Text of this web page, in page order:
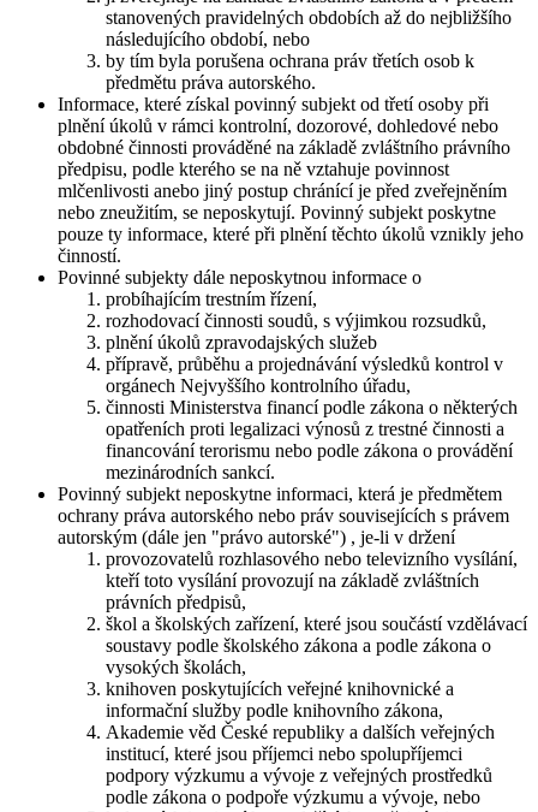
stanovených pravidelných obdobích až do nejbližšího
následujícího období, nebo
by tím byla porušena ochrana práv třetích osob k
předmětu práva autorského.
Informace, které získal povinný subjekt od třetí osoby při
plnění úkolů v rámci kontrolní, dozorové, dohledové nebo
obdobné činnosti prováděné na základě zvláštního právního
předpisu, podle kterého se na ně vztahuje povinnost
mlčenlivosti anebo jiný postup chránící je před zveřejněním
nebo zneužitím, se neposkytují. Povinný subjekt poskytne
pouze ty informace, které při plnění těchto úkolů vznikly jeho
činností.
Povinné subjekty dále neposkytnou informace o
probíhajícím trestním řízení,
rozhodovací činnosti soudů, s výjimkou rozsudků,
plnění úkolů zpravodajských služeb
přípravě, průběhu a projednávání výsledků kontrol v
orgánech Nejvyššího kontrolního úřadu,
činnosti Ministerstva financí podle zákona o některých
opatřeních proti legalizaci výnosů z trestné činnosti a
financování terorismu nebo podle zákona o provádění
mezinárodních sankcí.
Povinný subjekt neposkytne informaci, která je předmětem
ochrany práva autorského nebo práv souvisejících s právem
autorským (dále jen "právo autorské") , je-li v držení
provozovatelů rozhlasového nebo televizního vysílání,
kteří toto vysílání provozují na základě zvláštních
právních předpisů,
škol a školských zařízení, které jsou součástí vzdělávací
soustavy podle školského zákona a podle zákona o
vysokých školách,
knihoven poskytujících veřejné knihovnické a
informační služby podle knihovního zákona,
Akademie věd České republiky a dalších veřejných
institucí, které jsou příjemci nebo spolupříjemci
podpory výzkumu a vývoje z veřejných prostředků
podle zákona o podpoře výzkumu a vývoje, nebo